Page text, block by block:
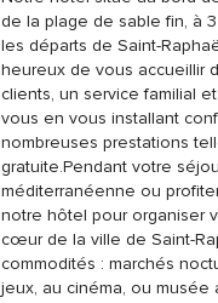
de la plage de sable fin, à
les départs de Saint-
heureux de vous accueillir
clients, un service familial
vous en vous installant
nombreuses prestations
gratuite.Pendant votre
méditerranéenne ou
notre hôtel pour organiser
cœur de la ville de Saint-
commodités : marchés
jeux, au cinéma, ou